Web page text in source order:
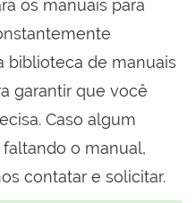
os manuais para
biblioteca de manuais
garantir que você
Caso algum
o manual,
contatar e solicitar.